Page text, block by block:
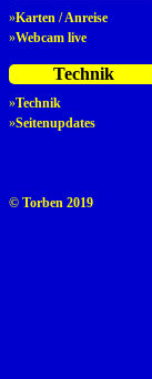
»Karten / Anreise
»Webcam live
Technik
»Technik
»Seitenupdates
© Torben 2019